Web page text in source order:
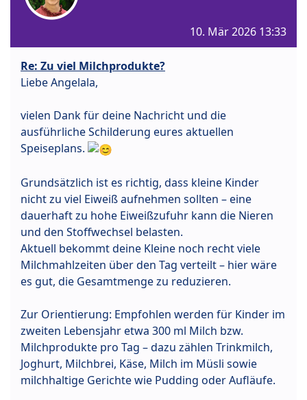
10. Mär 2026 13:33
Re: Zu viel Milchprodukte?
Liebe Angelala,
vielen Dank für deine Nachricht und die
ausführliche Schilderung eures aktuellen
Speiseplans.
Grundsätzlich ist es richtig, dass kleine Kinder
nicht zu viel Eiweiß aufnehmen sollten – eine
dauerhaft zu hohe Eiweißzufuhr kann die Nieren
und den Stoffwechsel belasten.
Aktuell bekommt deine Kleine noch recht viele
Milchmahlzeiten über den Tag verteilt – hier wäre
es gut, die Gesamtmenge zu reduzieren.
Zur Orientierung: Empfohlen werden für Kinder im
zweiten Lebensjahr etwa 300 ml Milch bzw.
Milchprodukte pro Tag – dazu zählen Trinkmilch,
Joghurt, Milchbrei, Käse, Milch im Müsli sowie
milchhaltige Gerichte wie Pudding oder Aufläufe.